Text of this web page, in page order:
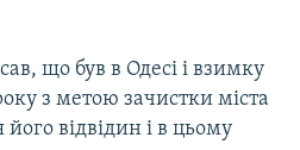
що був в Одесі і взимку
з метою зачистки міста
його відвідин і в цьому